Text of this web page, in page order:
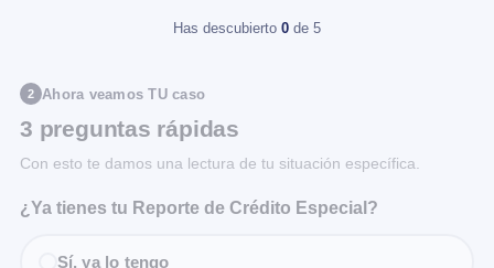
Has descubierto 0 de 5
2 Ahora veamos TU caso
3 preguntas rápidas
Con esto te damos una lectura de tu situación específica.
¿Ya tienes tu Reporte de Crédito Especial?
Sí, ya lo tengo